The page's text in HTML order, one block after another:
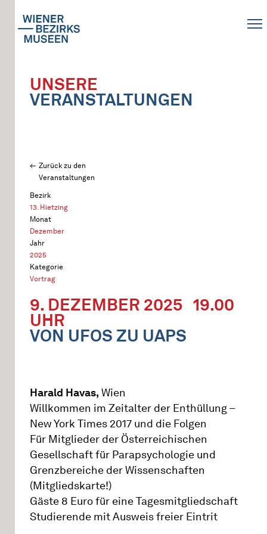
UNSERE
VERANSTALTUNGEN
Zurück zu den
Veranstaltungen
Bezirk
13. Hietzing
Monat
Dezember
Jahr
2025
Kategorie
Vortrag
9. DEZEMBER 2025 19.00
UHR
VON UFOS ZU UAPS
Harald Havas, Wien
Willkommen im Zeitalter der Enthüllung –
New York Times 2017 und die Folgen
Für Mitglieder der Österreichischen
Gesellschaft für Parapsychologie und
Grenzbereiche der Wissenschaften
(Mitgliedskarte!)
Gäste 8 Euro für eine Tagesmitgliedschaft
Studierende mit Ausweis freier Eintrit